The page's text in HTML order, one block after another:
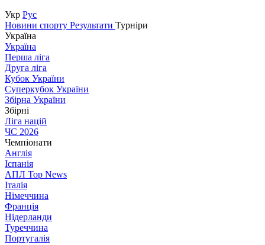
Укр Рус
Новини спорту Результати Турніри
Україна
Україна
Перша ліга
Друга ліга
Кубок України
Суперкубок України
Збірна України
Збірні
Ліга націй
ЧС 2026
Чемпіонати
Англія
Іспанія
АПЛ Top News
Італія
Німеччина
Франція
Нідерланди
Туреччина
Португалія